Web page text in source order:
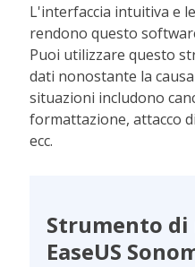
L'interfaccia intuitiva e
rendono questo
Puoi utilizzare questo
dati nonostante la
situazioni includono
formattazione, attacco
ecc.
Strumento di
EaseUS